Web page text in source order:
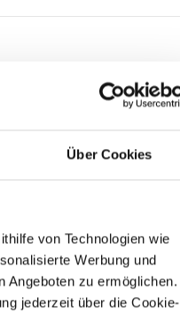
Über Cookies
von Technologien wie
Werbung und
Angeboten zu ermöglichen.
jederzeit über die Cookie-